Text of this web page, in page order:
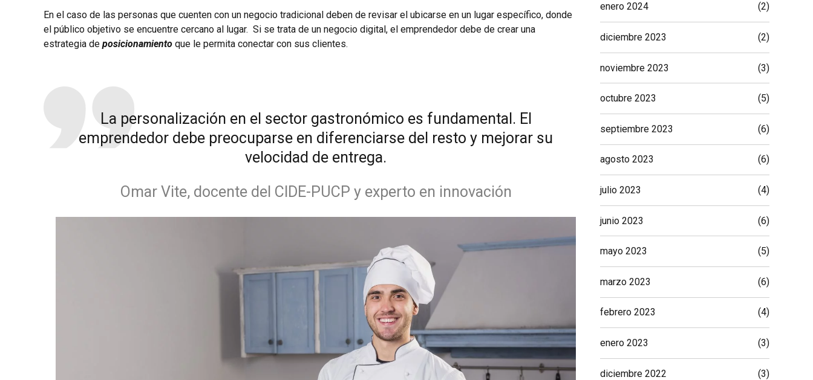
En el caso de las personas que cuenten con un negocio tradicional deben de revisar el ubicarse en un lugar específico, donde
el público objetivo se encuentre cercano al lugar. Si se trata de un negocio digital, el emprendedor debe de crear una
estrategia de posicionamiento que le permita conectar con sus clientes.
La personalización en el sector gastronómico es fundamental. El
emprendedor debe preocuparse en diferenciarse del resto y mejorar su
velocidad de entrega.
Omar Vite, docente del CIDE-PUCP y experto en innovación
enero 2024 (2)
diciembre 2023 (2)
noviembre 2023 (3)
octubre 2023 (5)
septiembre 2023 (6)
agosto 2023 (6)
julio 2023 (4)
junio 2023 (6)
mayo 2023 (5)
marzo 2023 (6)
febrero 2023 (4)
enero 2023 (3)
diciembre 2022 (3)